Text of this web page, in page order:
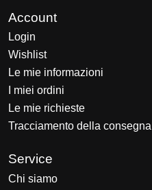
Account
Login
Wishlist
Le mie informazioni
I miei ordini
Le mie richieste
Tracciamento della consegna
Service
Chi siamo